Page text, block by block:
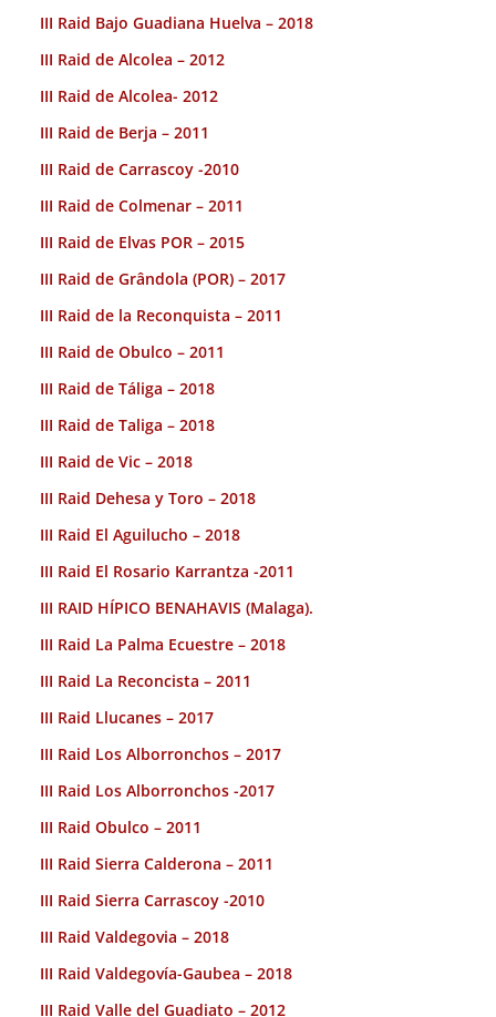
III Raid Bajo Guadiana Huelva – 2018
III Raid de Alcolea – 2012
III Raid de Alcolea- 2012
III Raid de Berja – 2011
III Raid de Carrascoy -2010
III Raid de Colmenar – 2011
III Raid de Elvas POR – 2015
III Raid de Grândola (POR) – 2017
III Raid de la Reconquista – 2011
III Raid de Obulco – 2011
III Raid de Táliga – 2018
III Raid de Taliga – 2018
III Raid de Vic – 2018
III Raid Dehesa y Toro – 2018
III Raid El Aguilucho – 2018
III Raid El Rosario Karrantza -2011
III RAID HÍPICO BENAHAVIS (Malaga).
III Raid La Palma Ecuestre – 2018
III Raid La Reconcista – 2011
III Raid Llucanes – 2017
III Raid Los Alborronchos – 2017
III Raid Los Alborronchos -2017
III Raid Obulco – 2011
III Raid Sierra Calderona – 2011
III Raid Sierra Carrascoy -2010
III Raid Valdegovia – 2018
III Raid Valdegovía-Gaubea – 2018
III Raid Valle del Guadiato – 2012